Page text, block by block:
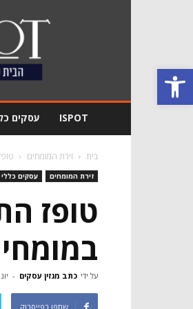
פתח סרגל נגישות
מגזין
Ispot
ISPOT עסקים
בית זירת המומחים
זירת המומחים עסקים כללי
טופז
על ידי כתב מגזין עסקים - יוני 30, 2026
שתפו בפייסבוק